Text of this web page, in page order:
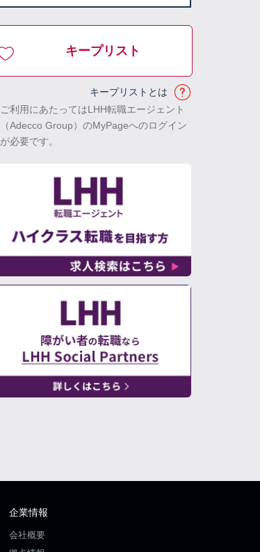
キープリスト
キープリストとは
ご利用にあたってはLHH転職エージェント
（Adecco Group）のMyPageへのログイン
が必要です。
企業情報
会社概要